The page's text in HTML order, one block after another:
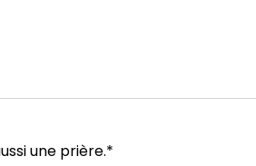
une prière.*